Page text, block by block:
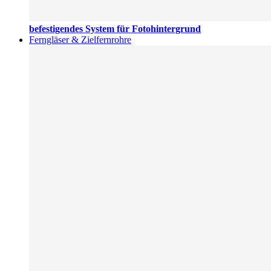
befestigendes System für Fotohintergrund
Ferngläser & Zielfernrohre